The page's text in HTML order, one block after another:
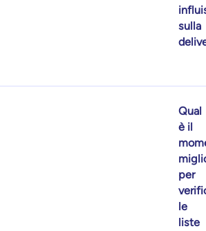
sulla
Qual
è il
per
le
liste